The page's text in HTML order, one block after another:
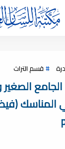
قسم التراث
الصغير